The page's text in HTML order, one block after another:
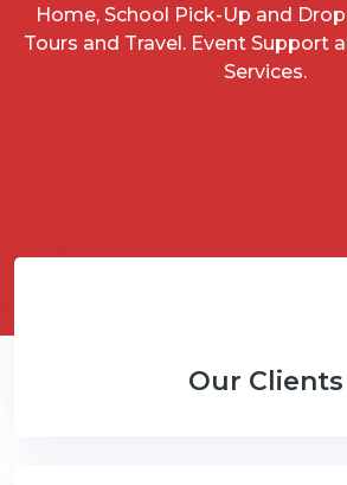
Home, School Pick-Up and
Tours and Travel. Event Support
Services.
Our Clients